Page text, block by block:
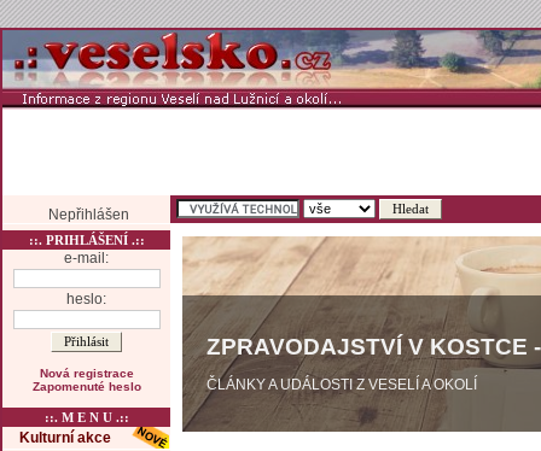
Nepřihlášen
::. PRIHLÁŠENÍ .::
e-mail:
heslo:
Nová registrace
Zapomenuté heslo
::. M E N U .::
Kulturní akce
ZPRAVODAJSTVÍ V KOSTCE
ČLÁNKY A UDÁLOSTI Z VESELÍ A OKOLÍ